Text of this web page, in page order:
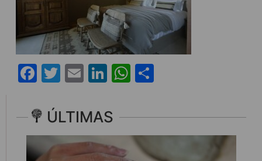
Facebook
Twitter
EmailLinkedIn
WhatsApp
ÚLTIMAS